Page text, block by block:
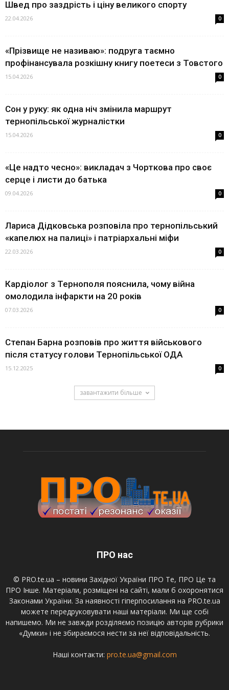
Швед про заздрість і ціну великого спорту
22.04.2026 0
«Прізвище не називаю»: подруга таємно
профінансувала розкішну книгу поетеси з Товстого
15.04.2026 0
Сон у руку: як одна ніч змінила маршрут
тернопільської журналістки
15.04.2026 0
«Це надто чесно»: викладач з Чорткова про своє
серце і листи до батька
09.04.2026 0
Лариса Дідковська розповіла про тернопільський
«капелюх на палиці» і патріархальні міфи
22.03.2026 0
Кардіолог з Тернополя пояснила, чому війна
омолодила інфаркти на 20 років
07.03.2026 0
Степан Барна розповів про життя військового
після статусу голови Тернопільської ОДА
15.12.2025 0
завантажити більше
ПРО нас
© PRO.te.ua – новини Західної України ПРО Те, ПРО Це та
ПРО Інше. Матеріали, розміщені на сайті, мали б охоронятися
Законами України. За наявності гіперпосилання на PRO.te.ua
можете передруковувати наші матеріали. Ми ще собі
напишемо. Ми не завжди розділяємо позицію авторів рубрики
«Думки» і не збираємося нести за неї відповідальність.
Наші контакти: pro.te.ua@gmail.com